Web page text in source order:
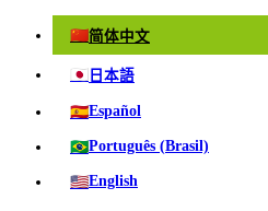
🇨🇳简体中文
🇯🇵 日本語
🇪🇸Español
🇧🇷Português (Brasil)
🇺🇸English